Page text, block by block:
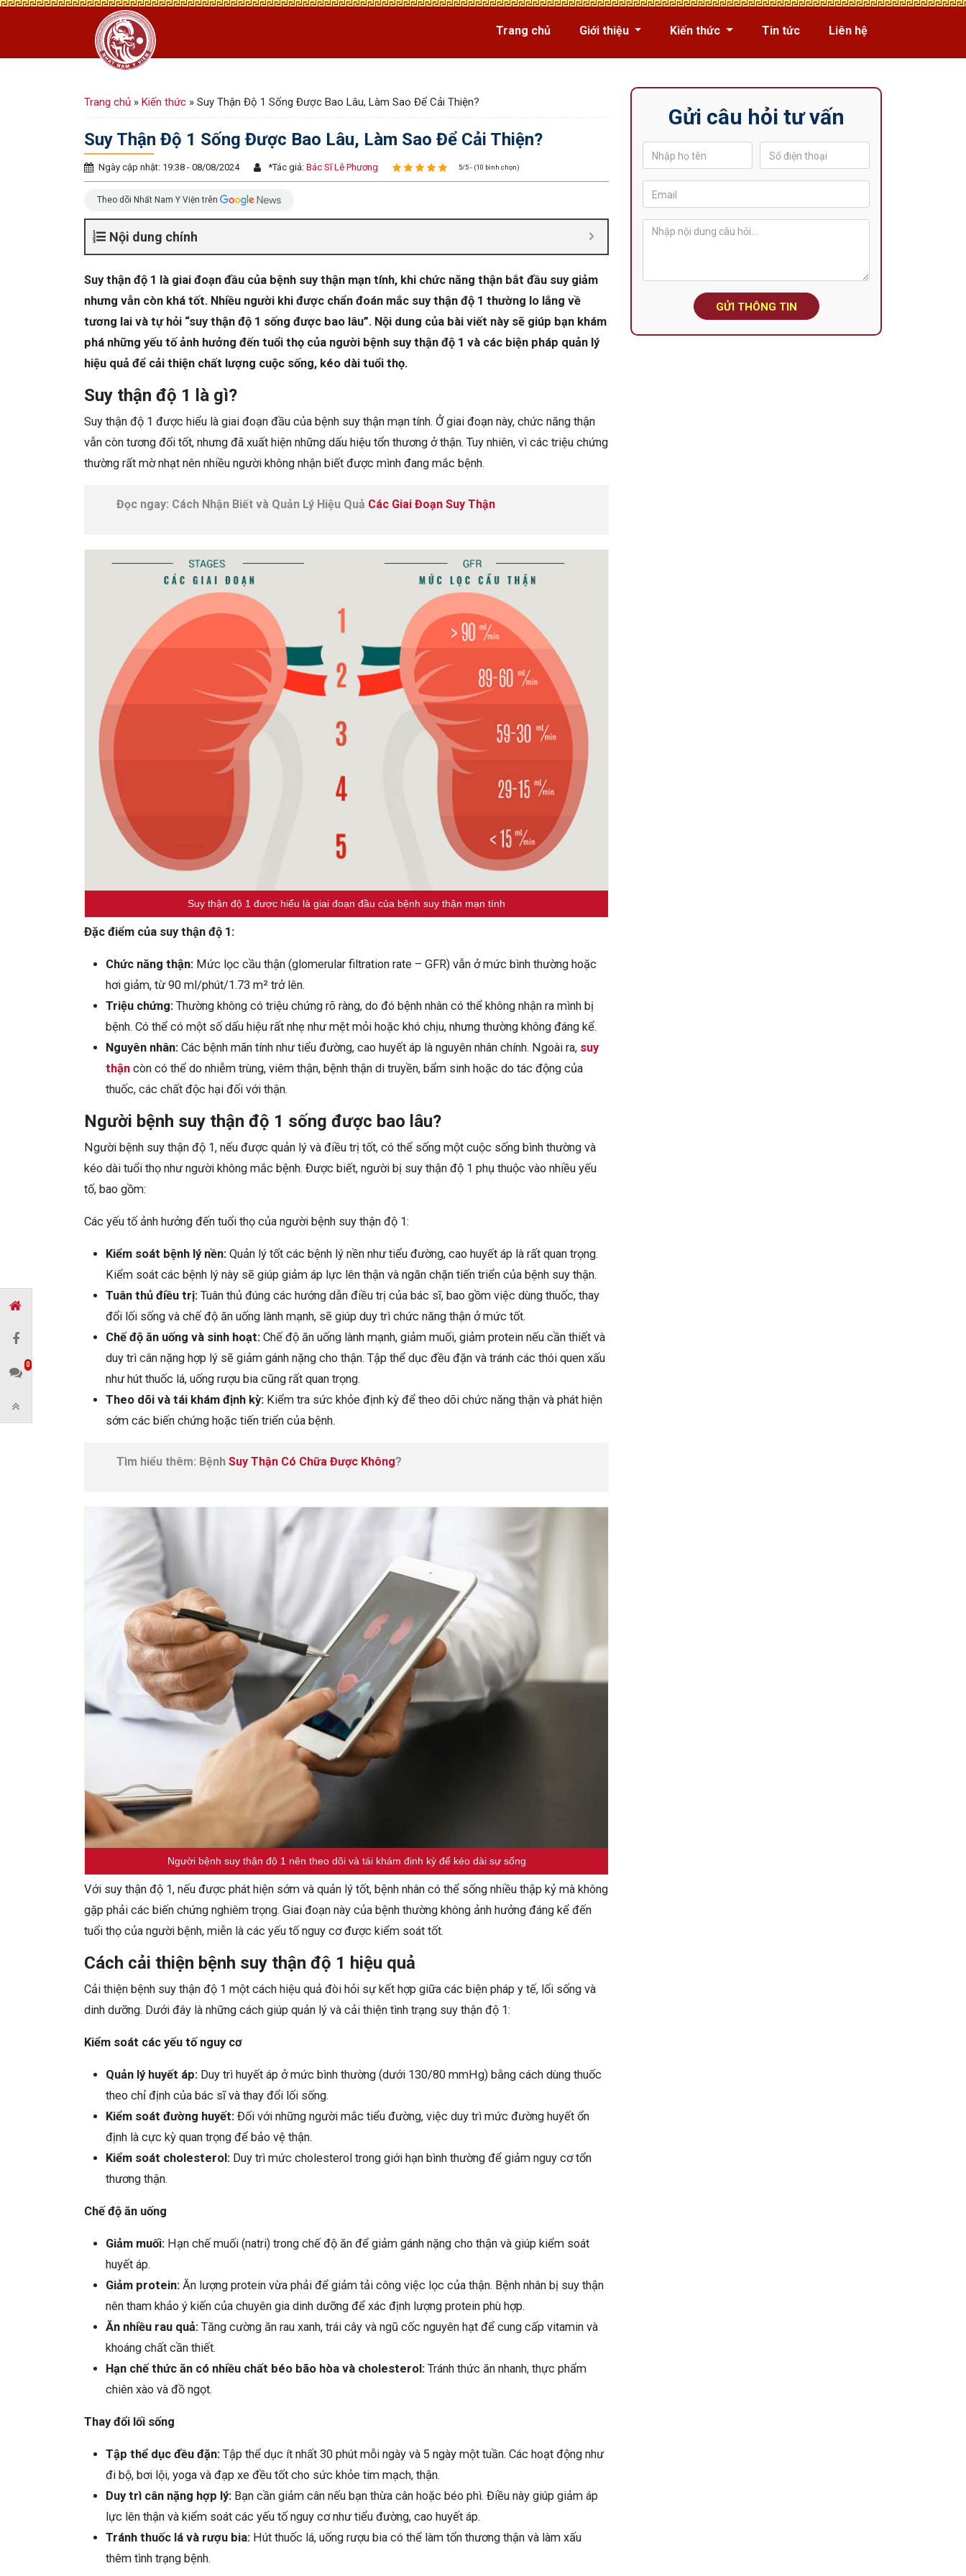
Trang chủ Giới thiệu Kiến thức Tin tức Liên hệ
Trang chủ » Kiến thức » Suy Thận Độ 1 Sống Được Bao Lâu, Làm Sao Để Cải Thiện?
Suy Thận Độ 1 Sống Được Bao Lâu, Làm Sao Để Cải Thiện?
Ngày cập nhật: 19:38 - 08/08/2024 *Tác giả: Bác Sĩ Lê Phương 5/5 - (10 bình chọn)
Theo dõi Nhất Nam Y Viện trên
Nội dung chính
Suy thận độ 1 là giai đoạn đầu của bệnh suy thận mạn tính, khi chức năng thận bắt đầu suy giảm
nhưng vẫn còn khá tốt. Nhiều người khi được chẩn đoán mắc suy thận độ 1 thường lo lắng về
tương lai và tự hỏi “suy thận độ 1 sống được bao lâu”. Nội dung của bài viết này sẽ giúp bạn khám
phá những yếu tố ảnh hưởng đến tuổi thọ của người bệnh suy thận độ 1 và các biện pháp quản lý
hiệu quả để cải thiện chất lượng cuộc sống, kéo dài tuổi thọ.
Suy thận độ 1 là gì?
Suy thận độ 1 được hiểu là giai đoạn đầu của bệnh suy thận mạn tính. Ở giai đoạn này, chức năng thận
vẫn còn tương đối tốt, nhưng đã xuất hiện những dấu hiệu tổn thương ở thận. Tuy nhiên, vì các triệu chứng
thường rất mờ nhạt nên nhiều người không nhận biết được mình đang mắc bệnh.
Đọc ngay: Cách Nhận Biết và Quản Lý Hiệu Quả Các Giai Đoạn Suy Thận
Suy thận độ 1 được hiểu là giai đoạn đầu của bệnh suy thận mạn tính
Đặc điểm của suy thận độ 1:
Chức năng thận: Mức lọc cầu thận (glomerular filtration rate – GFR) vẫn ở mức bình thường hoặc
hơi giảm, từ 90 ml/phút/1.73 m² trở lên.
Triệu chứng: Thường không có triệu chứng rõ ràng, do đó bệnh nhân có thể không nhận ra mình bị
bệnh. Có thể có một số dấu hiệu rất nhẹ như mệt mỏi hoặc khó chịu, nhưng thường không đáng kể.
Nguyên nhân: Các bệnh mãn tính như tiểu đường, cao huyết áp là nguyên nhân chính. Ngoài ra, suy
thận còn có thể do nhiễm trùng, viêm thận, bệnh thận di truyền, bẩm sinh hoặc do tác động của
thuốc, các chất độc hại đối với thận.
Người bệnh suy thận độ 1 sống được bao lâu?
Người bệnh suy thận độ 1, nếu được quản lý và điều trị tốt, có thể sống một cuộc sống bình thường và
kéo dài tuổi thọ như người không mắc bệnh. Được biết, người bị suy thận độ 1 phụ thuộc vào nhiều yếu
tố, bao gồm:
Các yếu tố ảnh hưởng đến tuổi thọ của người bệnh suy thận độ 1:
Kiểm soát bệnh lý nền: Quản lý tốt các bệnh lý nền như tiểu đường, cao huyết áp là rất quan trọng.
Kiểm soát các bệnh lý này sẽ giúp giảm áp lực lên thận và ngăn chặn tiến triển của bệnh suy thận.
Tuân thủ điều trị: Tuân thủ đúng các hướng dẫn điều trị của bác sĩ, bao gồm việc dùng thuốc, thay
đổi lối sống và chế độ ăn uống lành mạnh, sẽ giúp duy trì chức năng thận ở mức tốt.
Chế độ ăn uống và sinh hoạt: Chế độ ăn uống lành mạnh, giảm muối, giảm protein nếu cần thiết và
duy trì cân nặng hợp lý sẽ giảm gánh nặng cho thận. Tập thể dục đều đặn và tránh các thói quen xấu
như hút thuốc lá, uống rượu bia cũng rất quan trọng.
Theo dõi và tái khám định kỳ: Kiểm tra sức khỏe định kỳ để theo dõi chức năng thận và phát hiện
sớm các biến chứng hoặc tiến triển của bệnh.
Tìm hiểu thêm: Bệnh Suy Thận Có Chữa Được Không?
Người bệnh suy thận độ 1 nên theo dõi và tái khám định kỳ để kéo dài sự sống
Với suy thận độ 1, nếu được phát hiện sớm và quản lý tốt, bệnh nhân có thể sống nhiều thập kỷ mà không
gặp phải các biến chứng nghiêm trọng. Giai đoạn này của bệnh thường không ảnh hưởng đáng kể đến
tuổi thọ của người bệnh, miễn là các yếu tố nguy cơ được kiểm soát tốt.
Cách cải thiện bệnh suy thận độ 1 hiệu quả
Cải thiện bệnh suy thận độ 1 một cách hiệu quả đòi hỏi sự kết hợp giữa các biện pháp y tế, lối sống và
dinh dưỡng. Dưới đây là những cách giúp quản lý và cải thiện tình trạng suy thận độ 1:
Kiểm soát các yếu tố nguy cơ
Quản lý huyết áp: Duy trì huyết áp ở mức bình thường (dưới 130/80 mmHg) bằng cách dùng thuốc
theo chỉ định của bác sĩ và thay đổi lối sống.
Kiểm soát đường huyết: Đối với những người mắc tiểu đường, việc duy trì mức đường huyết ổn
định là cực kỳ quan trọng để bảo vệ thận.
Kiểm soát cholesterol: Duy trì mức cholesterol trong giới hạn bình thường để giảm nguy cơ tổn
thương thận.
Chế độ ăn uống
Giảm muối: Hạn chế muối (natri) trong chế độ ăn để giảm gánh nặng cho thận và giúp kiểm soát
huyết áp.
Giảm protein: Ăn lượng protein vừa phải để giảm tải công việc lọc của thận. Bệnh nhân bị suy thận
nên tham khảo ý kiến của chuyên gia dinh dưỡng để xác định lượng protein phù hợp.
Ăn nhiều rau quả: Tăng cường ăn rau xanh, trái cây và ngũ cốc nguyên hạt để cung cấp vitamin và
khoáng chất cần thiết.
Hạn chế thức ăn có nhiều chất béo bão hòa và cholesterol: Tránh thức ăn nhanh, thực phẩm
chiên xào và đồ ngọt.
Thay đổi lối sống
Tập thể dục đều đặn: Tập thể dục ít nhất 30 phút mỗi ngày và 5 ngày một tuần. Các hoạt động như
đi bộ, bơi lội, yoga và đạp xe đều tốt cho sức khỏe tim mạch, thận.
Duy trì cân nặng hợp lý: Bạn cần giảm cân nếu bạn thừa cân hoặc béo phì. Điều này giúp giảm áp
lực lên thận và kiểm soát các yếu tố nguy cơ như tiểu đường, cao huyết áp.
Tránh thuốc lá và rượu bia: Hút thuốc lá, uống rượu bia có thể làm tổn thương thận và làm xấu
thêm tình trạng bệnh.
Gửi câu hỏi tư vấn
GỬI THÔNG TIN
0